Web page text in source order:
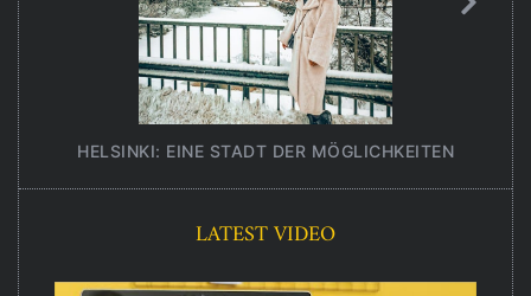
HELSINKI: EINE STADT DER MÖGLICHKEITEN
LATEST VIDEO